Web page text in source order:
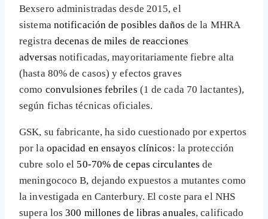
Bexsero administradas desde 2015, el
sistema notificación de posibles daños de la MHRA
registra decenas de miles de reacciones
adversas notificadas, mayoritariamente fiebre alta
(hasta 80% de casos) y efectos graves
como convulsiones febriles (1 de cada 70 lactantes),
según fichas técnicas oficiales.
GSK, su fabricante, ha sido cuestionado por expertos
por la opacidad en ensayos clínicos: la protección
cubre solo el 50-70% de cepas circulantes de
meningococo B, dejando expuestos a mutantes como
la investigada en Canterbury. El coste para el NHS
supera los300 millones de libras anuales, calificado